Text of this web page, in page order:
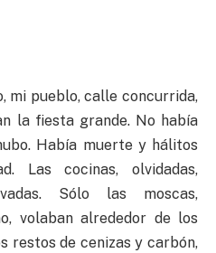
mi pueblo, calle concurrida,
la fiesta grande. No había
Había muerte y hálitos
Las cocinas, olvidadas,
Sólo las moscas,
volaban alrededor de los
restos de cenizas y carbón,